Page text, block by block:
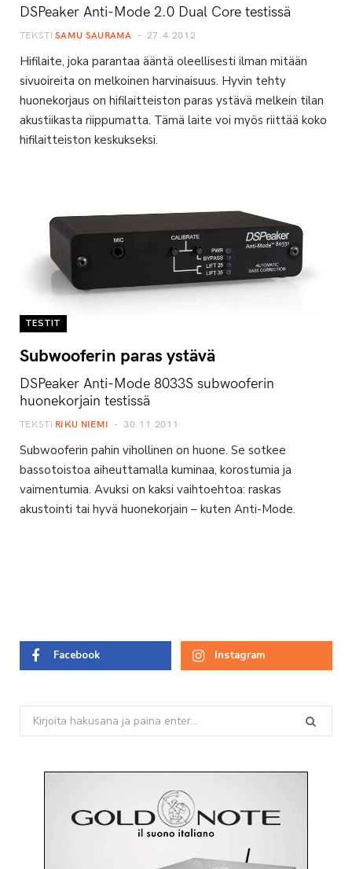
DSPeaker Anti-Mode 2.0 Dual Core testissä
TEKSTI SAMU SAURAMA 27.4.2012
Hifilaite, joka parantaa ääntä oleellisesti ilman mitään
sivuoireita on melkoinen harvinaisuus. Hyvin tehty
huonekorjaus on hifilaitteiston paras ystävä melkein tilan
akustiikasta riippumatta. Tämä laite voi myös riittää koko
hifilaitteiston keskukseksi.
TESTIT
Subwooferin paras ystävä
DSPeaker Anti-Mode 8033S subwooferin
huonekorjain testissä
TEKSTI RIKU NIEMI 30.11.2011
Subwooferin pahin vihollinen on huone. Se sotkee
bassotoistoa aiheuttamalla kuminaa, korostumia ja
vaimentumia. Avuksi on kaksi vaihtoehtoa: raskas
akustointi tai hyvä huonekorjain – kuten Anti-Mode.
Facebook Instagram
Search
for: